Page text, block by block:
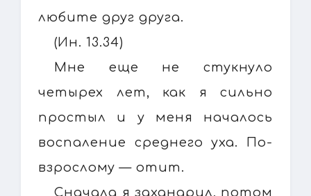
любите друг друга.
(Ин. 13.34)
Мне еще не стукнуло
четырех лет, как я сильно
простыл и у меня началось
воспаление среднего уха. По-
взрослому — отит.
Сначала я захандрил, потом